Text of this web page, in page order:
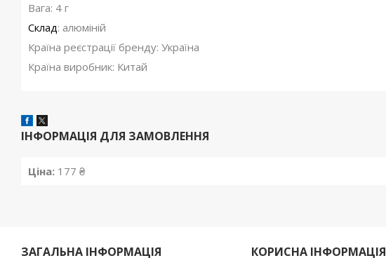
Вага: 4 г
Склад: алюміній
Країна реєстрації бренду: Україна
Країна виробник: Китай
ІНФОРМАЦІЯ ДЛЯ ЗАМОВЛЕННЯ
Ціна: 177 ₴
ЗАГАЛЬНА ІНФОРМАЦІЯ КОРИСНА ІНФОРМАЦІЯ